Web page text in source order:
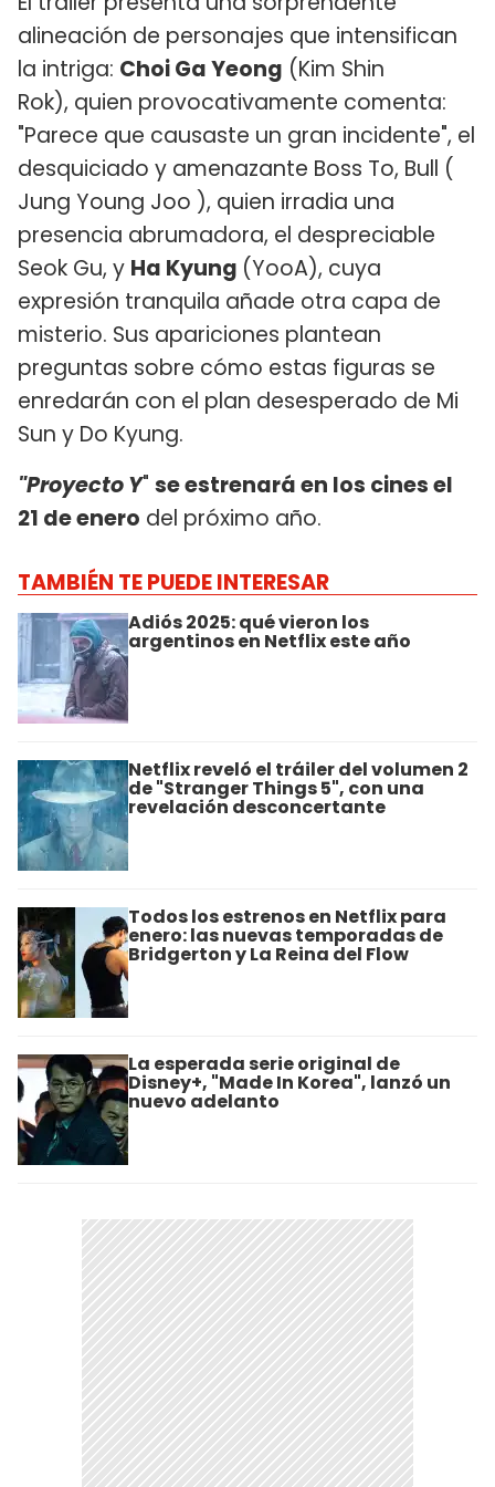
alineación de personajes que intensifican
la intriga: Choi Ga Yeong (Kim Shin
Rok), quien provocativamente comenta:
"Parece que causaste un gran incidente", el
desquiciado y amenazante Boss To, Bull (
Jung Young Joo ), quien irradia una
presencia abrumadora, el despreciable
Seok Gu, y Ha Kyung (YooA), cuya
expresión tranquila añade otra capa de
misterio. Sus apariciones plantean
preguntas sobre cómo estas figuras se
enredarán con el plan desesperado de Mi
Sun y Do Kyung.
"Proyecto Y" se estrenará en los cines el
21 de enero del próximo año.
TAMBIÉN TE PUEDE INTERESAR
Adiós 2025: qué vieron los
argentinos en Netflix este año
Netflix reveló el tráiler del volumen 2
de "Stranger Things 5", con una
revelación desconcertante
Todos los estrenos en Netflix para
enero: las nuevas temporadas de
Bridgerton y La Reina del Flow
La esperada serie original de
Disney+, "Made In Korea", lanzó un
nuevo adelanto